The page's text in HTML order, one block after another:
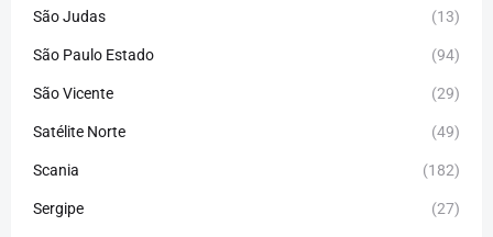
São Judas (13)
São Paulo Estado (94)
São Vicente (29)
Satélite Norte (49)
Scania (182)
Sergipe (27)